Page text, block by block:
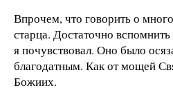
Впрочем, что говорить о
старца. Достаточно
я почувствовал. Оно было
благодатным. Как от мощей
Божиих.